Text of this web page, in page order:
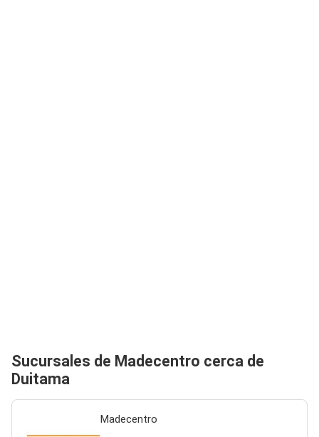
Sucursales de Madecentro cerca de
Duitama
Madecentro